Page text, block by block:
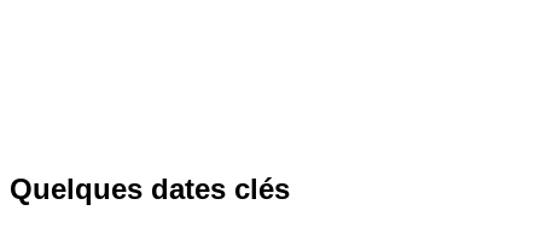
Quelques dates clés